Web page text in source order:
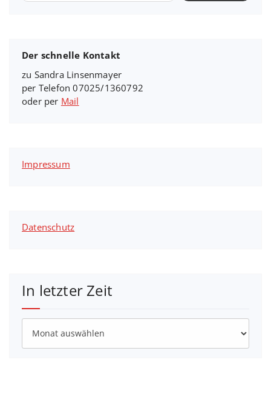
Der schnelle Kontakt
zu Sandra Linsenmayer
per Telefon 07025/1360792
oder per Mail
Impressum
Datenschutz
In letzter Zeit
In
letzter
Zeit